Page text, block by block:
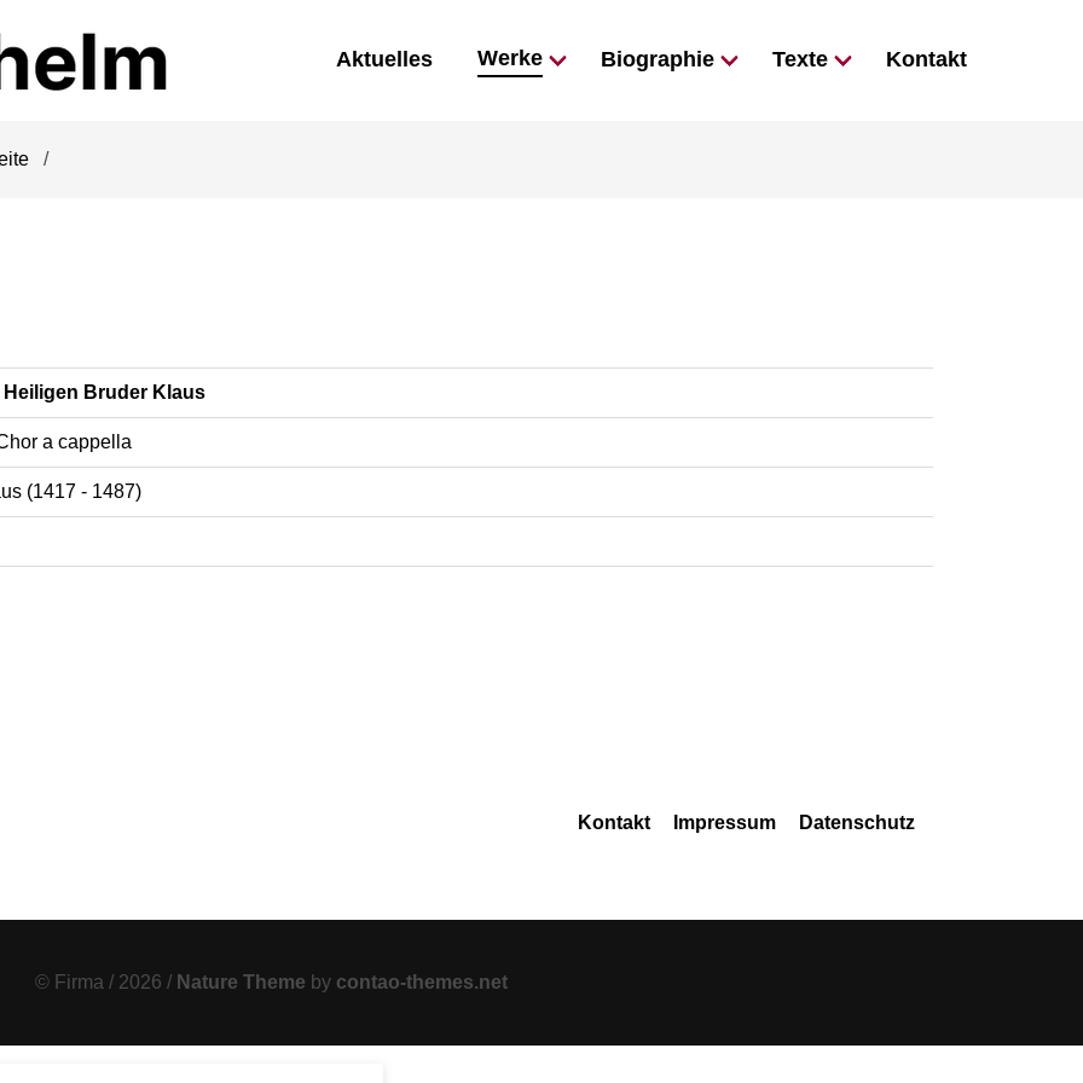
Aktuelles Werke Biographie Texte Kontakt
Heiligen Bruder Klaus
a cappella
(1417 - 1487)
Kontakt Impressum Datenschutz
© Firma / 2026 / Nature Theme by contao-themes.net